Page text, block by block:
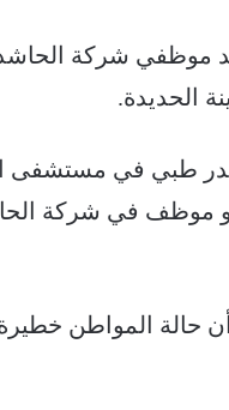
الحديدة.
طبي في مستشفى
موظف في شركة
حالة المواطن